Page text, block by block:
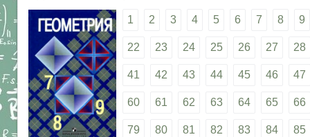
1 2 3 4 5 6 7 8 9
22 23 24 25 26 27 28
41 42 43 44 45 46 47
60 61 62 63 64 65 66
79 80 81 82 83 84 85